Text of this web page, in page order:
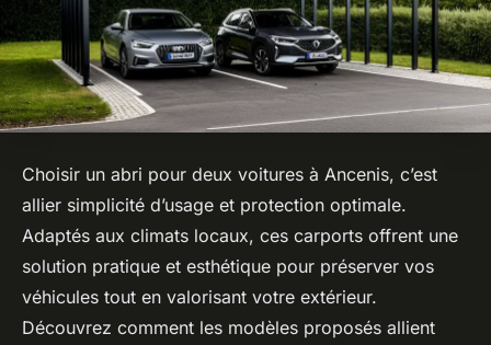
Choisir un abri pour deux voitures à Ancenis, c’est
allier simplicité d’usage et protection optimale.
Adaptés aux climats locaux, ces carports offrent une
solution pratique et esthétique pour préserver vos
véhicules tout en valorisant votre extérieur.
Découvrez comment les modèles proposés allient